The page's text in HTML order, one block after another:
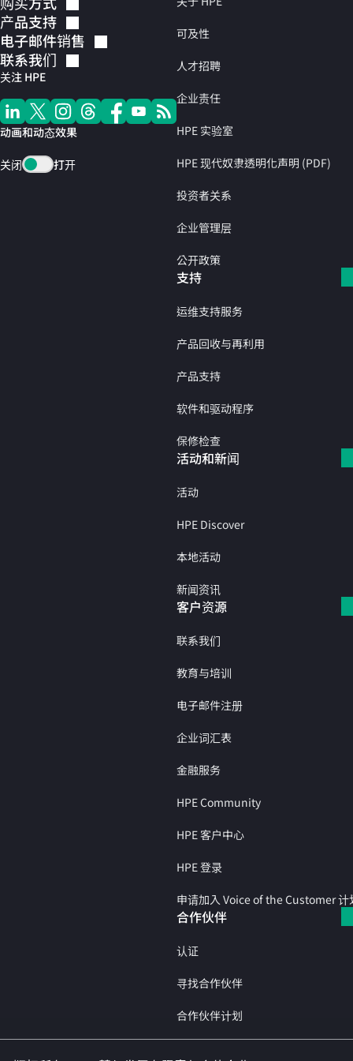
产品支持
电子邮件销售
联系我们
关注 HPE
动画和动态效果
关闭 打开
可及性
人才招聘
企业责任
HPE 实验室
HPE 现代奴隶透明化声明 (PDF)
投资者关系
企业管理层
公开政策
支持
运维支持服务
产品回收与再利用
产品支持
软件和驱动程序
保修检查
活动和新闻
活动
HPE Discover
本地活动
新闻资讯
客户资源
联系我们
教育与培训
电子邮件注册
企业词汇表
金融服务
HPE Community
HPE 客户中心
HPE 登录
申请加入 Voice of the Customer 计
合作伙伴
认证
寻找合作伙伴
合作伙伴计划